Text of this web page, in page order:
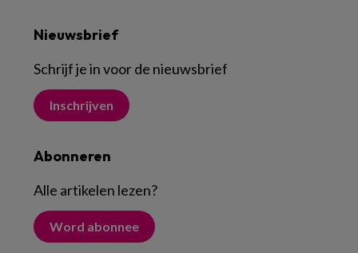
Nieuwsbrief
Schrijf je in voor de nieuwsbrief
Inschrijven
Abonneren
Alle artikelen lezen?
Word abonnee